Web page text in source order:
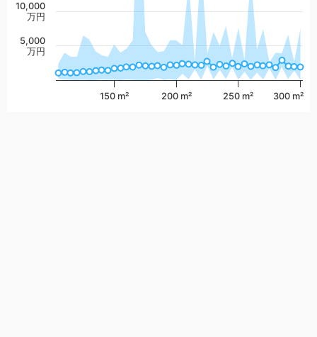
150 m² 200 m² 250 m² 300 m²
5,000
万円
10,000
万円